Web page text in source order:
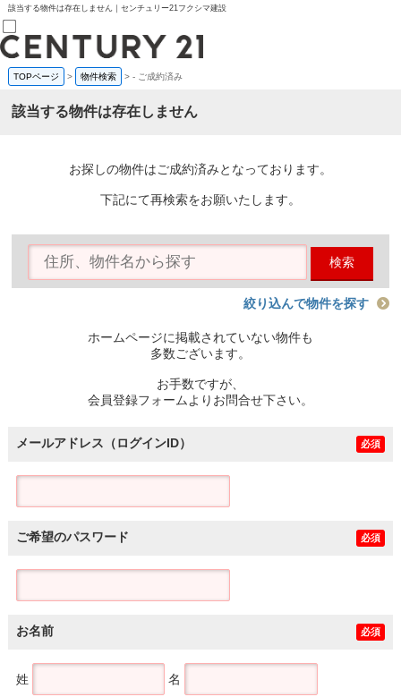
該当する物件は存在しません｜センチュリー21フクシマ建設
売買部
0120-800-844
賃貸部
会員メニュー
物件を探す
購入TOP
条件から探す
住宅ローン控除シミュレータ
TOPページ > 物件検索 >- ご成約済み
該当する物件は存在しません
お探しの物件はご成約済みとなっております。
下記にて再検索をお願いたします。
検索
絞り込んで物件を探す
ホームページに掲載されていない物件も
多数ございます。
お手数ですが、
会員登録フォームよりお問合せ下さい。
メールアドレス（ログインID） 必須
ご希望のパスワード 必須
お名前 必須
姓 名